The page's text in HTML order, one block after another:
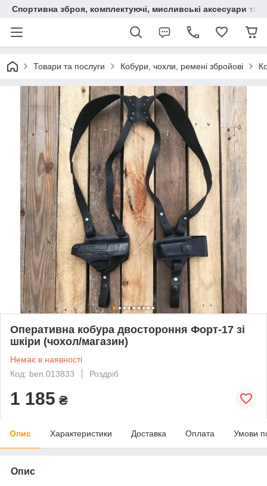
Спортивна зброя, комплектуючі, мисливські аксесуари та
Товари та послуги Кобури, чохли, ремені збройові
Оперативна кобура двостороння Форт-17 зі
шкіри (чохол/магазин)
Немає в наявності
Код: ben.013833
Роздріб
1 185 ₴
Опис Характеристики Доставка Оплата Умови
Опис